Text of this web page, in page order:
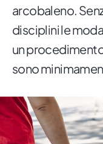
arcobaleno.
disciplini le
un
sono